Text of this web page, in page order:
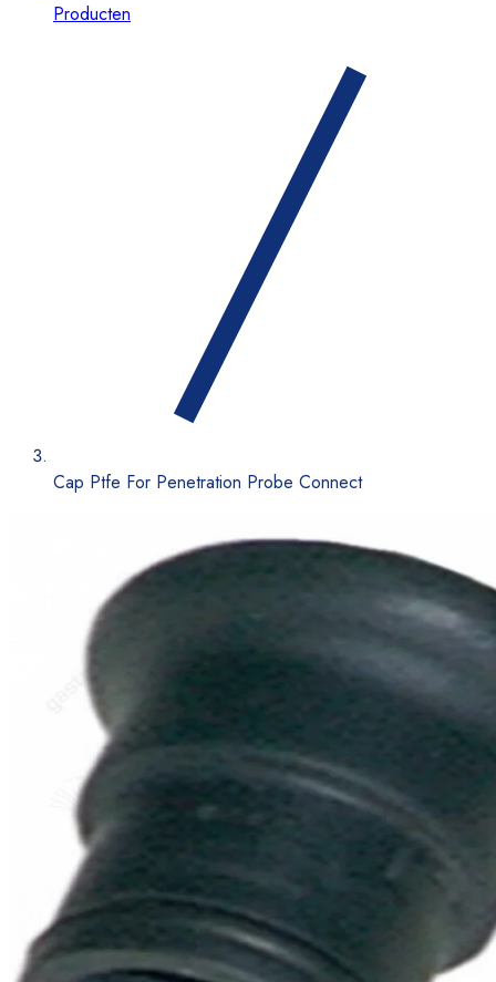
Producten
Cap Ptfe For Penetration Probe Connect